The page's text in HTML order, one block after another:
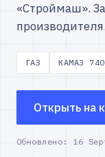
«Строймаш».
производителя.
ГАЗ КАМАЗ 740
Открыть на
Обновлено: 16